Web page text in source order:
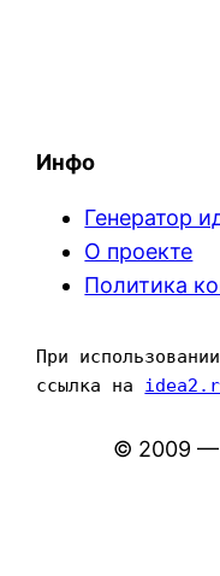
Инфо
Генератор
О проекте
Политика
При
ссылка на
© 2009 —